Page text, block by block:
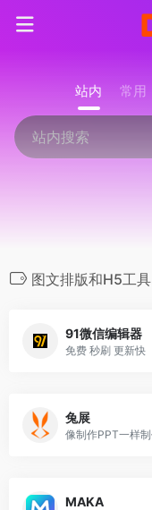
站内 常用
图文排版和H5工具
91微信编辑器
免费 秒刷 更新快
兔展
MAKA